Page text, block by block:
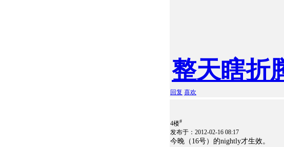
整天瞎折
回复 喜欢
4楼#
发布于：2012-02-16 08:17
今晚（16号）的nightly才生效。